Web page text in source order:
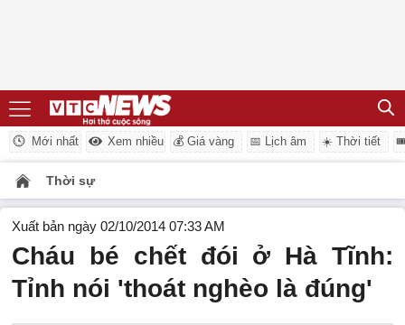
Mới nhất Xem nhiều 💰 Giá vàng 📅 Lịch âm ☀️ Thời tiết
Thời sự
Xuất bản ngày 02/10/2014 07:33 AM
Cháu bé chết đói ở Hà Tĩnh:
Tỉnh nói 'thoát nghèo là đúng'